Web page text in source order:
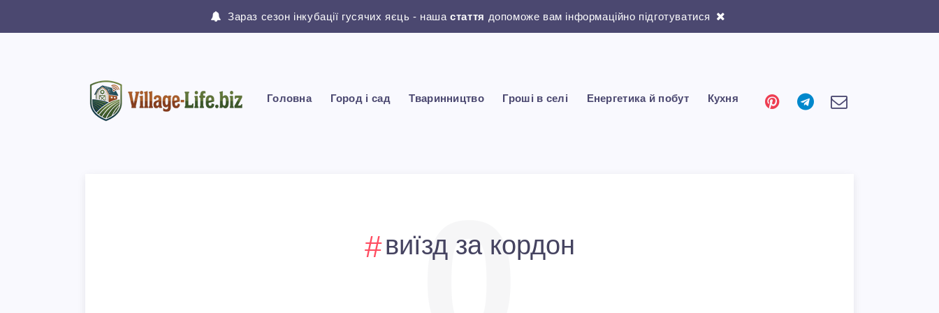
Зараз сезон інкубації гусячих яєць - нашастаття допоможе вам інформаційно підготуватися
Головна Город і сад Тваринництво Гроші в селі Енергетика й побут Кухня
виїзд за кордон